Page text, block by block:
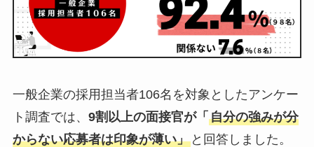
一般企業の採用担当者106名を対象としたアンケー
ト調査では、 9割以上の面接官が「 自分の強みが分
からない応募者は印象が薄い」と回答しました。